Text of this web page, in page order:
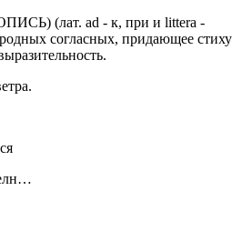
(лат. ad - к, при и littera -
согласных, придающее стиху